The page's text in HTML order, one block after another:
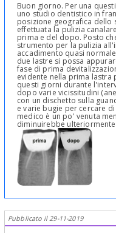
Buon giorno. Per una
uno studio dentistico in
posizione geografica dello
effettuata la pulizia
prima e del dopo. Posto
strumento per la pulizia
accadimento quasi
due lastre si possa
fase di prima
evidente nella prima lastra
questi giorni durante
dopo varie vicissitudini
con un dischetto sulla
e varie bugie per cercare
medico è un po' venuta
diminuirebbe
Pubblicato il 29-11-2019